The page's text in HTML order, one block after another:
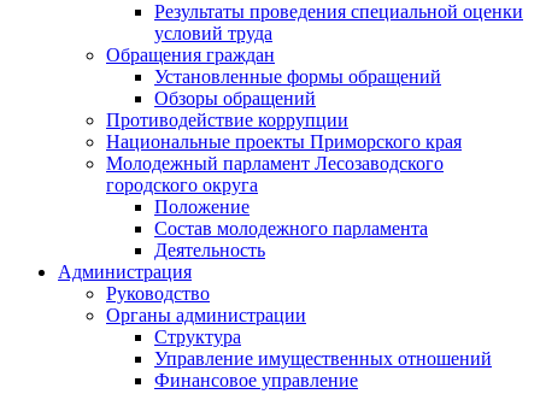
Результаты проведения специальной оценки
условий труда
Обращения граждан
Установленные формы обращений
Обзоры обращений
Противодействие коррупции
Национальные проекты Приморского края
Молодежный парламент Лесозаводского
городского округа
Положение
Состав молодежного парламента
Деятельность
Администрация
Руководство
Органы администрации
Структура
Управление имущественных отношений
Финансовое управление